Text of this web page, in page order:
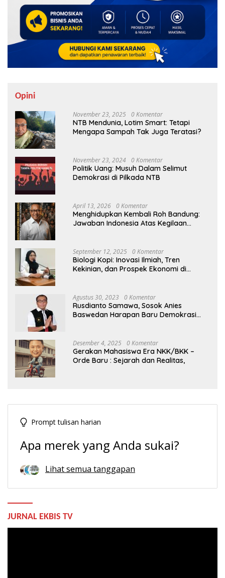
Opini
November 23, 2025 0 Komentar
NTB Mendunia, Lotim Smart: Tetapi
Mengapa Sampah Tak Juga Teratasi?
November 23, 2024 0 Komentar
Politik Uang: Musuh Dalam Selimut
Demokrasi di Pilkada NTB
April 13, 2026 0 Komentar
Menghidupkan Kembali Roh Bandung:
Jawaban Indonesia Atas Kegilaan
September 12, 2025 0 Komentar
Biologi Kopi: Inovasi Ilmiah, Tren
Kekinian, dan Prospek Ekonomi di
Agustus 30, 2023 0 Komentar
Rusdianto Samawa, Sosok Anies
Baswedan Harapan Baru Demokrasi
Desember 4, 2025 0 Komentar
Gerakan Mahasiswa Era NKK/BKK –
Orde Baru : Sejarah dan Realitas,
Prompt tulisan harian
Apa merek yang Anda sukai?
Lihat semua tanggapan
JURNAL EKBIS TV